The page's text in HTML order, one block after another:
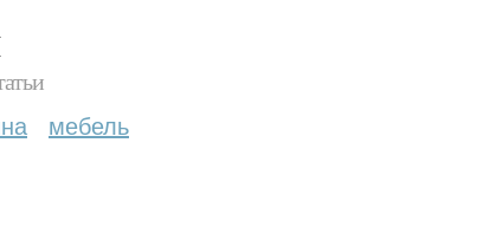
мебель